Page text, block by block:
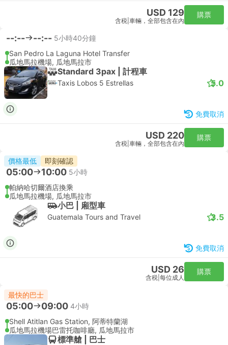
USD 129
含税 車輛，全部包含在內
購票
--:-- --:-- 5小時40分鐘
San Pedro La Laguna Hotel Transfer
瓜地馬拉機場, 瓜地馬拉市
Standard 3pax | 計程車
Taxis Lobos 5 Estrellas 5.0
免費取消
USD 220
含税 車輛，全部包含在內
購票
價格最低 即刻確認
05:00 10:00 5小時
帕納哈切爾酒店換乘
瓜地馬拉機場, 瓜地馬拉市
小巴 | 廂型車
Guatemala Tours and Travel 3.5
免費取消
USD 26
含税 每位成人
購票
最快的巴士
05:00 09:00 4小時
Shell Atitlan Gas Station, 阿蒂特蘭湖
瓜地馬拉機場巴雷托咖啡廳, 瓜地馬拉市
標準艙 | 巴士